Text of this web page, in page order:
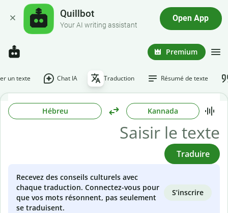
Quillbot
Your AI writing assistant
Open App
Premium
un texte Chat IA Traduction Résumé de texte
Hébreu Kannada
Traduire
Recevez des conseils culturels avec
chaque traduction. Connectez-vous pour
que vos mots résonnent, pas seulement
se traduisent.
S’inscrire